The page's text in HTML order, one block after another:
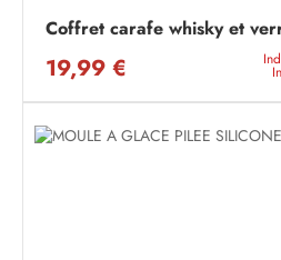
Coffret carafe whisky et
19,99 €